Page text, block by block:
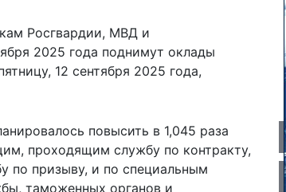
Росгвардии, МВД и
2025 года поднимут оклады
12 сентября 2025 года,
повысить в 1,045 раза
проходящим службу по контракту,
по призыву, и по специальным
таможенных органов и